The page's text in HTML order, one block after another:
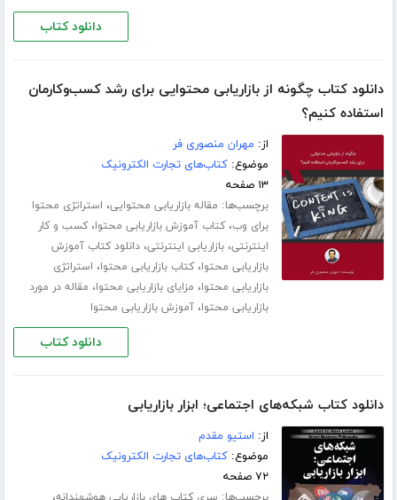
دانلود کتاب
دانلود کتاب چگونه از بازاریابی محتوایی برای رشد کسب‌و‌کارمان
استفاده کنیم؟
از: مهران منصوری فر
موضوع:کتاب‌های تجارت الکترونیک
۱۳ صفحه
برچسب‌ها: مقاله بازاریابی محتوایی، استراتژی محتوا
برای وب،کتاب آموزش بازاریابی محتوا،کسب و کار
اینترنتی،بازاریابی اینترنتی،دانلود کتاب آموزش
بازاریابی محتوا،کتاب بازاریابی محتوا، استراتژی
بازاریابی محتوا، مزایای بازاریابی محتوا، مقاله در مورد
بازاریابی محتوا،آموزش بازاریابی محتوا
دانلود کتاب
دانلود کتاب شبکه‌های اجتماعی؛ ابزار بازاریابی
از: استیو مقدم
موضوع:کتاب‌های تجارت الکترونیک
۷۲ صفحه
سری کتاب های بازاریابی هوشمندانه